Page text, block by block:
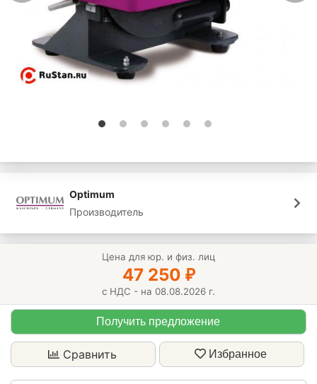
Optimum
Производитель
Цена для юр. и физ. лиц
47 250 ₽
с НДС - на 08.08.2026 г.
Получить предложение
Сравнить Избранное